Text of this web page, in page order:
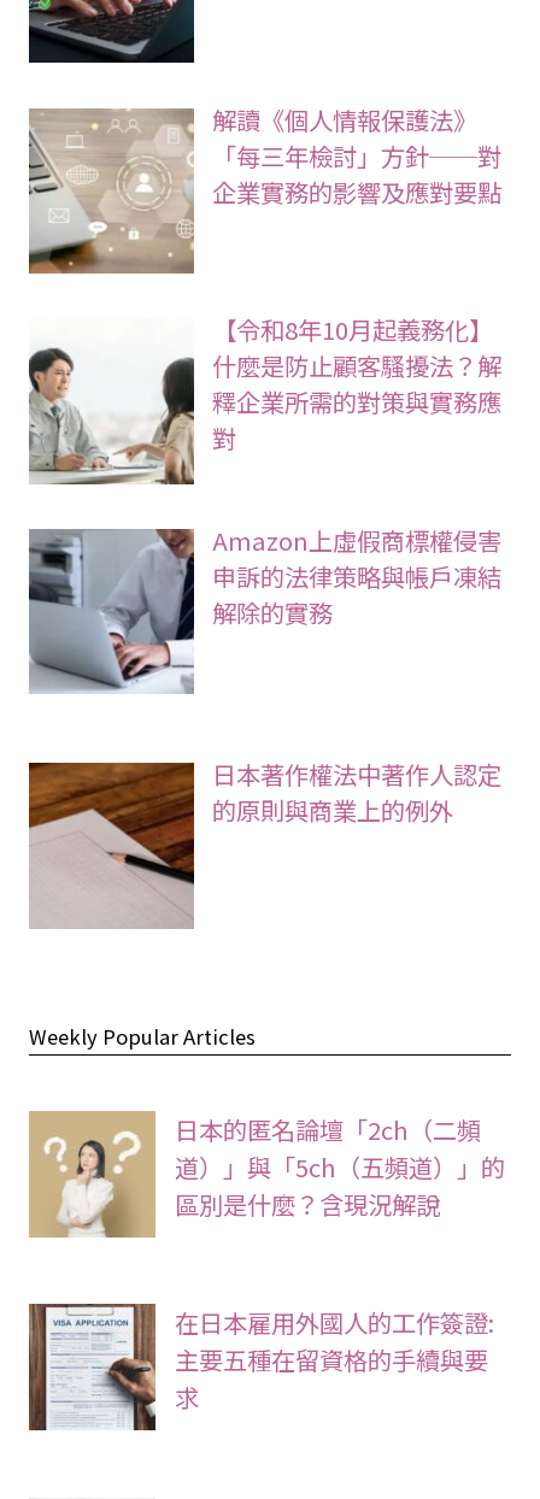
解讀《個人情報保護法》
「每三年檢討」方針──對
企業實務的影響及應對要點
【令和8年10月起義務化】
什麼是防止顧客騷擾法？解
釋企業所需的對策與實務應
對
Amazon上虛假商標權侵害
申訴的法律策略與帳戶凍結
解除的實務
日本著作權法中著作人認定
的原則與商業上的例外
Weekly Popular Articles
日本的匿名論壇「2ch（二頻
道）」與「5ch（五頻道）」的
區別是什麼？含現況解說
在日本雇用外國人的工作簽證:
主要五種在留資格的手續與要
求